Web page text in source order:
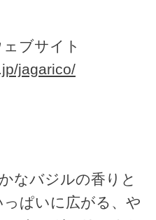
ェブサイト
jagarico/
なバジルの香りと
ぱいに広がる、や